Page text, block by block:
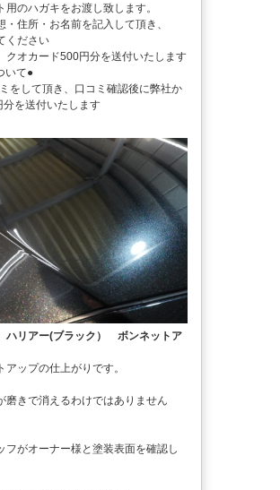
のハガキをお渡し致します。
・住所・お名前を記入して頂き、
ください
クオカード500円分を送付いたします
いて●
をして頂き、口コミ確認後に弊社か
分を送付いたします
リアー(ブラック） ボンネットア
ップの仕上がりです。
磨きで消えるわけではありません
フがオーナー様と塗装表面を確認し